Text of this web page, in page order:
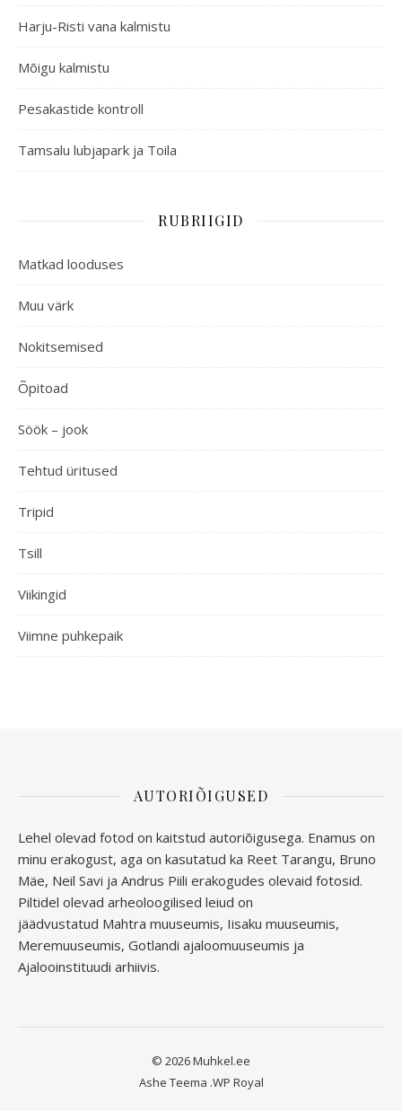
Harju-Risti vana kalmistu
Mõigu kalmistu
Pesakastide kontroll
Tamsalu lubjapark ja Toila
RUBRIIGID
Matkad looduses
Muu värk
Nokitsemised
Õpitoad
Söök – jook
Tehtud üritused
Tripid
Tsill
Viikingid
Viimne puhkepaik
AUTORIÕIGUSED
Lehel olevad fotod on kaitstud autoriõigusega. Enamus on
minu erakogust, aga on kasutatud ka Reet Tarangu, Bruno
Mäe, Neil Savi ja Andrus Piili erakogudes olevaid fotosid.
Piltidel olevad arheoloogilised leiud on
jäädvustatud Mahtra muuseumis, Iisaku muuseumis,
Meremuuseumis, Gotlandi ajaloomuuseumis ja
Ajalooinstituudi arhiivis.
© 2026 Muhkel.ee
Ashe Teema .WP Royal